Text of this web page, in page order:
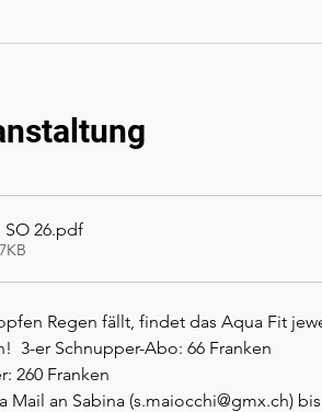
26.pdf
Regen fällt, findet das Aqua Fit
3-er Schnupper-Abo: 66 Franken
260 Franken
an Sabina (s.maiocchi@gmx.ch)